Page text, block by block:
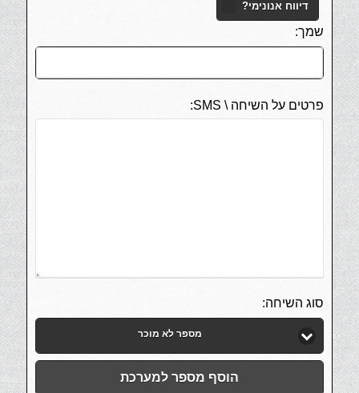
דיווח אנונימי?
שמך:
פרטים על השיחה \ SMS:
סוג השיחה:
מספר לא מוכר
הוסף מספר למערכת